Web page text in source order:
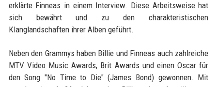
erklärte Finneas in einem Interview. Diese Arbeitsweise hat
sich bewährt und zu den charakteristischen
Klanglandschaften ihrer Alben geführt.
Neben den Grammys haben Billie und Finneas auch zahlreiche
MTV Video Music Awards, Brit Awards und einen Oscar für
den Song "No Time to Die" (James Bond) gewonnen. Mit